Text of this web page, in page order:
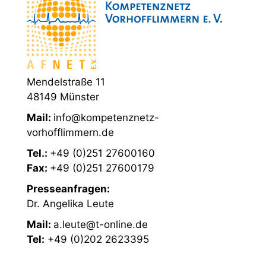
Mendelstraße 11
48149 Münster
Mail: info@kompetenznetz-
vorhofflimmern.de
Tel.: +49 (0)251 27600160
Fax: +49 (0)251 27600179
Presseanfragen:
Dr. Angelika Leute
Mail: a.leute@t-online.de
Tel: +49 (0)202 2623395